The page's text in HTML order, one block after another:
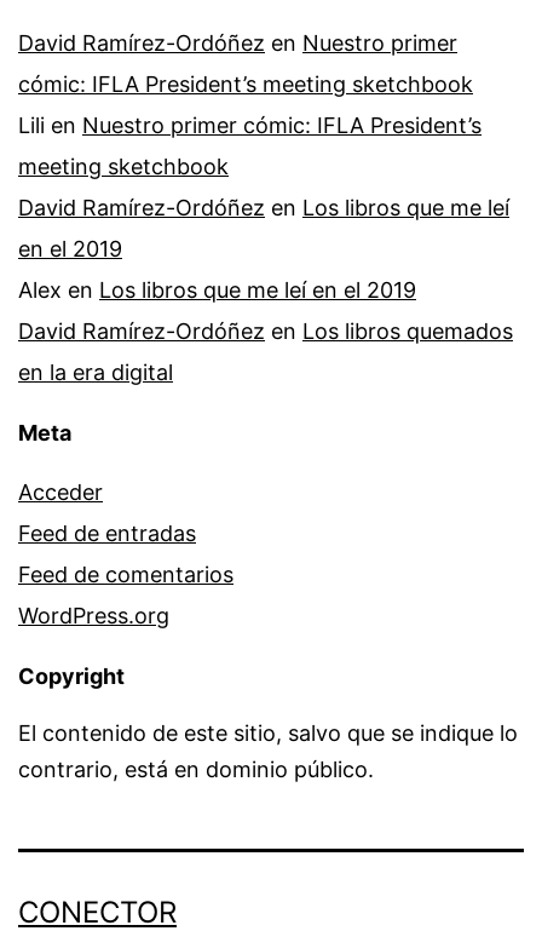
David Ramírez-Ordóñez en Nuestro primer
cómic: IFLA President’s meeting sketchbook
Lili en Nuestro primer cómic: IFLA President’s
meeting sketchbook
David Ramírez-Ordóñez en Los libros que me leí
en el 2019
Alex en Los libros que me leí en el 2019
David Ramírez-Ordóñez en Los libros quemados
en la era digital
Meta
Acceder
Feed de entradas
Feed de comentarios
WordPress.org
Copyright
El contenido de este sitio, salvo que se indique lo
contrario, está en dominio público.
CONECTOR